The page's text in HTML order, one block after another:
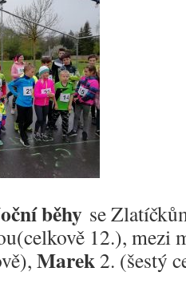
běhy se
12.), mezi
Marek 2. (šestý